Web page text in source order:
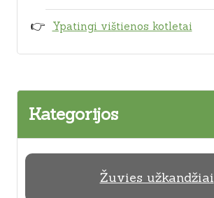
Ypatingi vištienos kotletai
Kategorijos
Žuvies užkandžiai